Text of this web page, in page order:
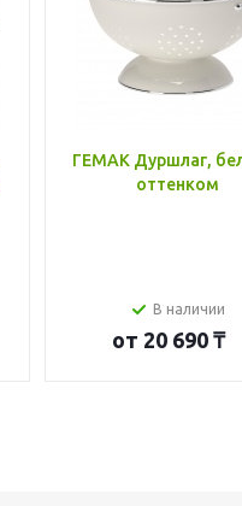
ГЕМАК Дуршлаг,
оттенком
В наличии
от 20 690 ₸